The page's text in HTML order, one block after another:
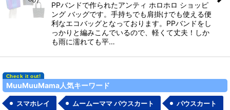
PPバンドで作られたアンティ ホロホロ ショッピ
ング バッグです。手持ちでも肩掛けでも使える便
利なエコバッグとなっております。PPバンドをし
っかりと編みこんでいるので、軽くて丈夫！しか
も雨に濡れても平…
MuuMuuMama人気キーワード
スマホレイ ムームーママ パウスカート パウスカート